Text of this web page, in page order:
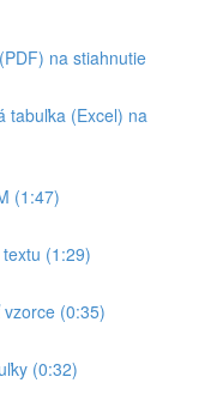
na stiahnutie
tabuľka (Excel) na
(1:47)
(1:29)
(0:35)
(0:32)